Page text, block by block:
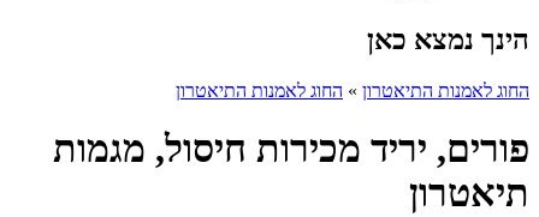
הינך נמצא כאן
החוג לאמנות התיאטרון » החוג לאמנות התיאטרון
פורים, יריד מכירות חיסול, מגמות
תיאטרון